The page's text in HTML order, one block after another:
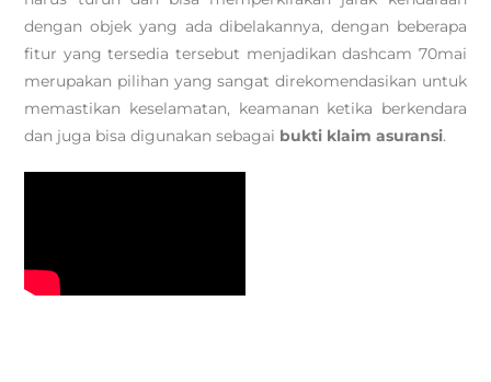
dengan objek yang ada dibelakannya, dengan beberapa
fitur yang tersedia tersebut menjadikan dashcam 70mai
merupakan pilihan yang sangat direkomendasikan untuk
memastikan keselamatan, keamanan ketika berkendara
dan juga bisa digunakan sebagai bukti klaim asuransi.